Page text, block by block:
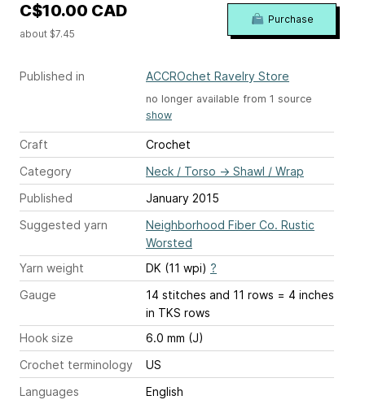
Published in ACCROchet Ravelry Store
no longer available from 1 source
show
Craft
Crochet
Category
Neck / Torso → Shawl / Wrap
Published
January 2015
Suggested yarn
Neighborhood Fiber Co. Rustic
Worsted
Yarn weight
DK (11 wpi) ?
Gauge
14 stitches and 11 rows = 4 inches
in TKS rows
Hook size
6.0 mm (J)
Crochet terminology
US
Languages
English
C$10.00 CAD
about $7.45
Purchase